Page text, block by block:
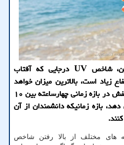
به گزارش آزمایشگاه رادین، شاخص UV درجایی که آفتاب
زیاد است، بالاترین میزان خواهد
بود. حداکثر سطح اشعه فرابنفش در بازه زمانی چهارساعته بین ۱۰
رخ می دهد، بازه زمانیکه دانشمندان از آن
های مختلف از بالا رفتن شاخص